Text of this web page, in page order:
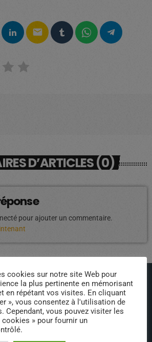
email
D’ARTICLES (0)
pour ajouter un commentaire.
PODCAST
cookies sur notre site Web pour
la plus pertinente en mémorisant
en répétant vos visites. En cliquant
», vous consentez à l'utilisation de
Cependant, vous pouvez visiter les
cookies » pour fournir un